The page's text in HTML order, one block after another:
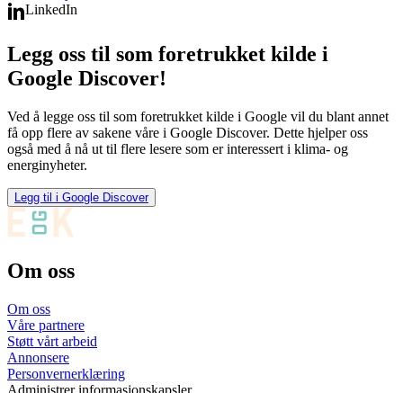
LinkedIn
Legg oss til som foretrukket kilde i
Google Discover!
Ved å legge oss til som foretrukket kilde i Google vil du blant annet
få opp flere av sakene våre i Google Discover. Dette hjelper oss
også med å nå ut til flere lesere som er interessert i klima- og
energinyheter.
Legg til i Google Discover
Om oss
Om oss
Våre partnere
Støtt vårt arbeid
Annonsere
Personvernerklæring
Administrer informasjonskapsler